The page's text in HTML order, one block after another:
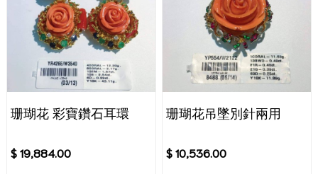
珊瑚花 彩寶鑽石耳環
$ 19,884.00
珊瑚花吊墜別針兩用
$ 10,536.00